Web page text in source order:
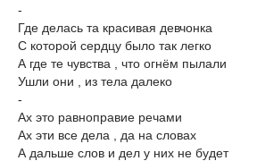
-
Где делась та красивая девчонка
С которой сердцу было так легко
А где те чувства , что огнём пылали
Ушли они , из тела далеко
-
Ах это равноправие речами
Ах эти все дела , да на словах
А дальше слов и дел у них не будет